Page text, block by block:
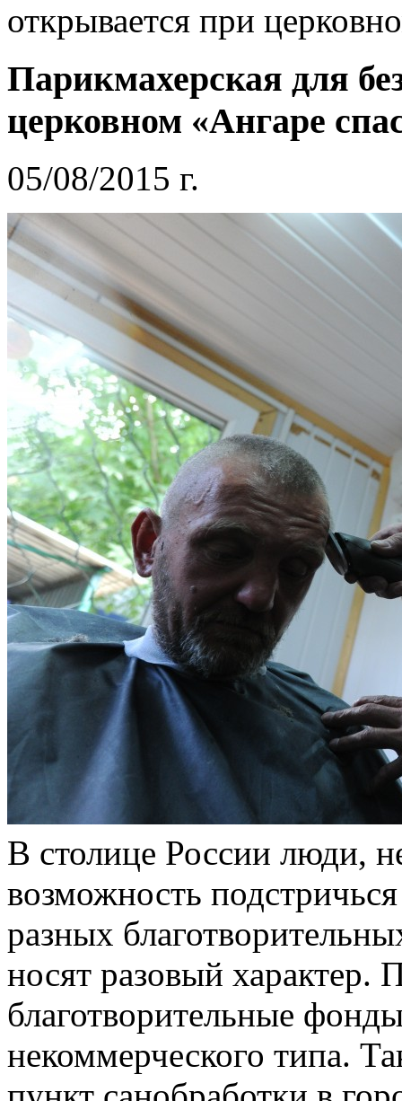
открывается при
Парикмахерская для
церковном «Ангаре
05/08/2015 г.
В столице России люди,
возможность
разных
носят разовый характер.
благотворительные
некоммерческого типа.